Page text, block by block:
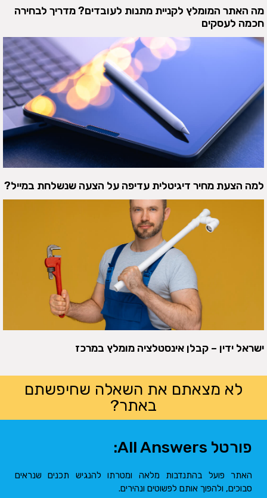
מה האתר המומלץ לקניית מתנות לעובדים? מדריך לבחירה
חכמה לעסקים
למה הצעת מחיר דיגיטלית עדיפה על הצעה שנשלחת במייל?
ישראל ידין – קבלן אינסטלציה מומלץ במרכז
לא מצאתם את השאלה שחיפשתם
באתר?
פורטל All Answers:
האתר פועל בהתנדבות מלאה ומטרתו להנגיש תכנים שנראים
סבוכים, ולהפוך אותם לפשוטים ונהירים.